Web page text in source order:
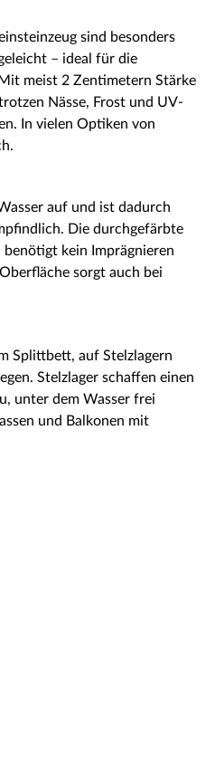
sind besonders
– ideal für die
meist 2 Zentimetern Stärke
Nässe, Frost und UV-
In vielen Optiken von
auf und ist dadurch
Die durchgefärbte
kein Imprägnieren
sorgt auch bei
Splittbett, auf Stelzlagern
Stelzlager schaffen einen
unter dem Wasser frei
und Balkonen mit